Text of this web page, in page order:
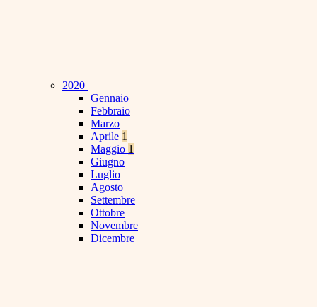
2020
Gennaio
Febbraio
Marzo
Aprile 1
Maggio 1
Giugno
Luglio
Agosto
Settembre
Ottobre
Novembre
Dicembre